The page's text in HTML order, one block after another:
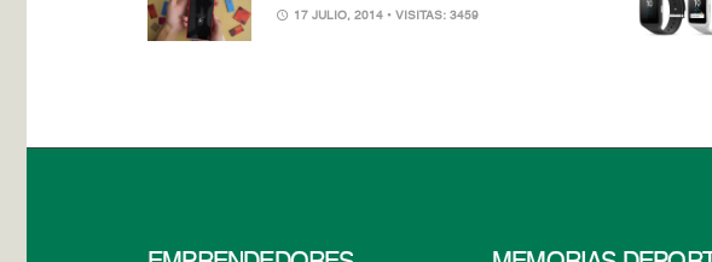
17 JULIO, 2014 • VISITAS: 3459